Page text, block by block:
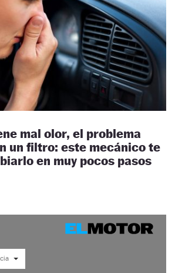
mal olor, el problema
un filtro: este mecánico te
en muy pocos pasos